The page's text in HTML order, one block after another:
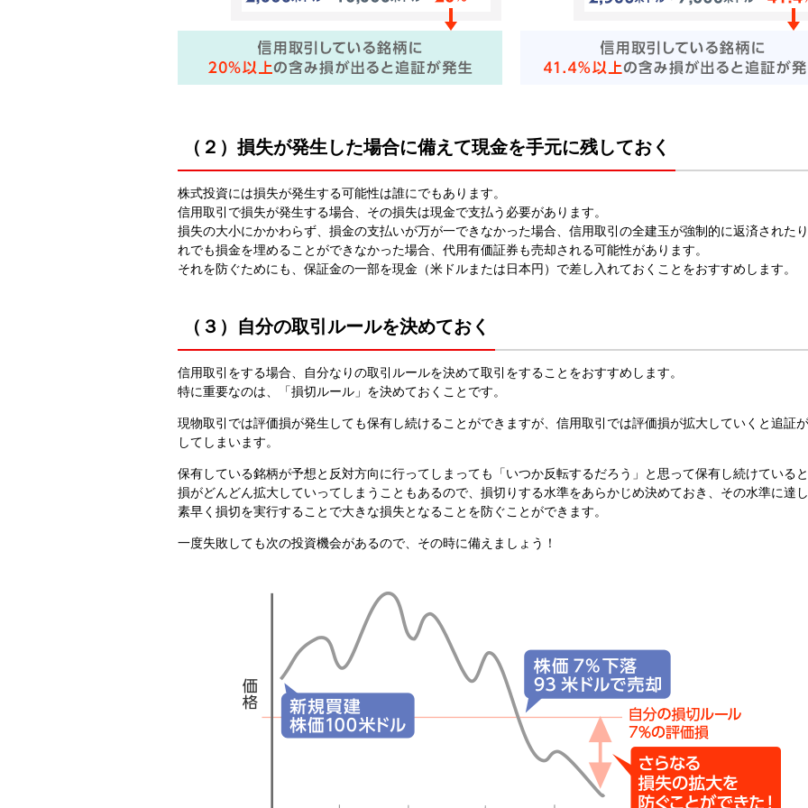
（２）損失が発生した場合に備えて現金を手元に残しておく
株式投資には損失が発生する可能性は誰にでもあります。
信用取引で損失が発生する場合、その損失は現金で支払う必要があります。
損失の大小にかかわらず、損金の支払いが万が一できなかった場合、信用取引の全建玉が強制的に返済された
れでも損金を埋めることができなかった場合、代用有価証券も売却される可能性があります。
それを防ぐためにも、保証金の一部を現金（米ドルまたは日本円）で差し入れておくことをおすすめします。
（３）自分の取引ルールを決めておく
信用取引をする場合、自分なりの取引ルールを決めて取引をすることをおすすめします。
特に重要なのは、「損切ルール」を決めておくことです。
現物取引では評価損が発生しても保有し続けることができますが、信用取引では評価損が拡大していくと追証
してしまいます。
保有している銘柄が予想と反対方向に行ってしまっても「いつか反転するだろう」と思って保有し続けている
損がどんどん拡大していってしまうこともあるので、損切りする水準をあらかじめ決めておき、その水準に達
素早く損切を実行することで大きな損失となることを防ぐことができます。
一度失敗しても次の投資機会があるので、その時に備えましょう！